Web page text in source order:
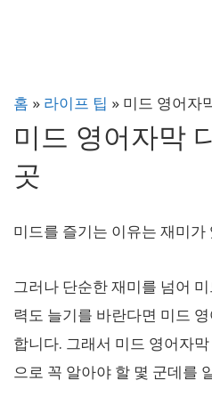
홈 » 라이프 팁 » 미드 영어자
미드 영어자막
곳
미드를 즐기는 이유는 재미가
그러나 단순한 재미를 넘어
력도 늘기를 바란다면 미드
합니다. 그래서 미드 영어자
으로 꼭 알아야 할 몇 군데를